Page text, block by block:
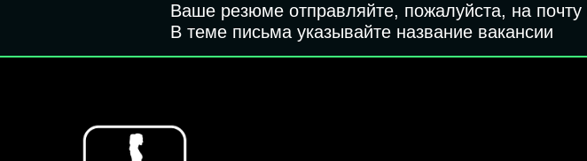
Ваше резюме отправляйте, пожалуйста, на почту
В теме письма указывайте название вакансии